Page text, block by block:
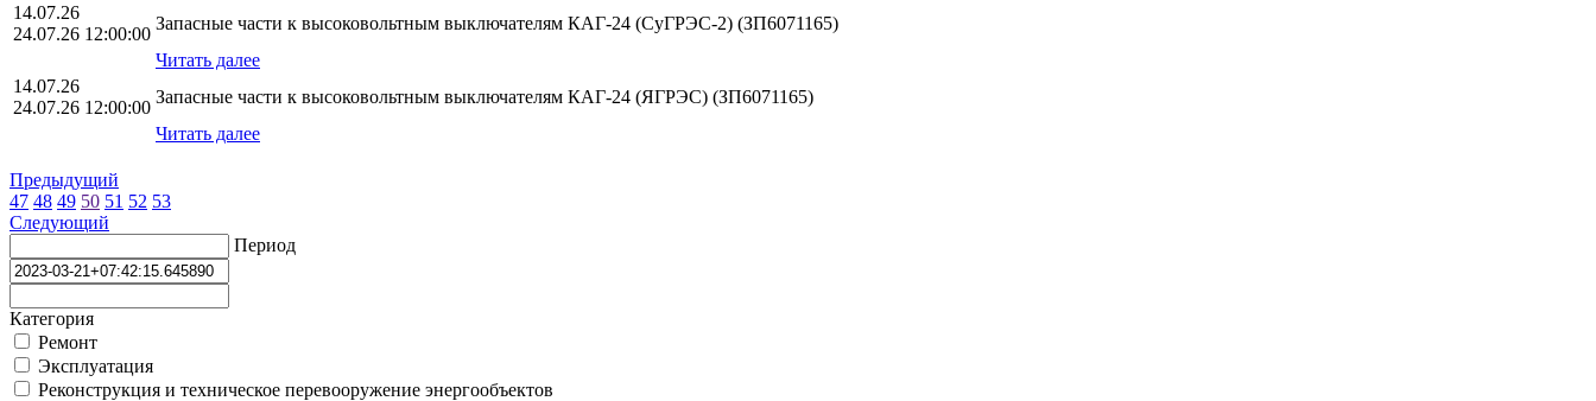
14.07.26
24.07.26 12:00:00
Запасные части к высоковольтным выключателям КАГ-24 (СуГРЭС-2) (ЗП6071165)
Читать далее
14.07.26
24.07.26 12:00:00
Запасные части к высоковольтным выключателям КАГ-24 (ЯГРЭС) (ЗП6071165)
Читать далее
Предыдущий
47 48 49 50 51 52 53
Следующий
Период
Категория
Ремонт
Эксплуатация
Реконструкция и техническое перевооружение энергообъектов